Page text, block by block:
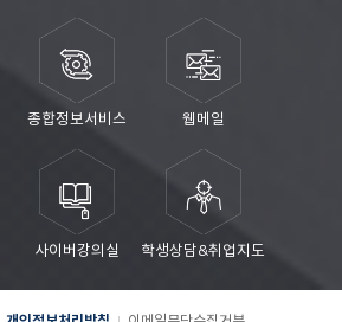
종합정보서비스 웹메일
사이버강의실 학생상담&취업지도